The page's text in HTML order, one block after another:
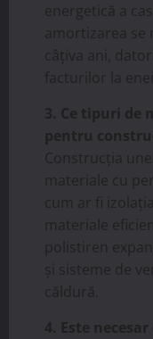
energetică a
amortizarea se
câțiva ani,
facturilor la
3. Ce tipuri de
pentru
Construcția
materiale cu
cum ar fi
materiale
polistiren
și sisteme de
căldură.
4. Este